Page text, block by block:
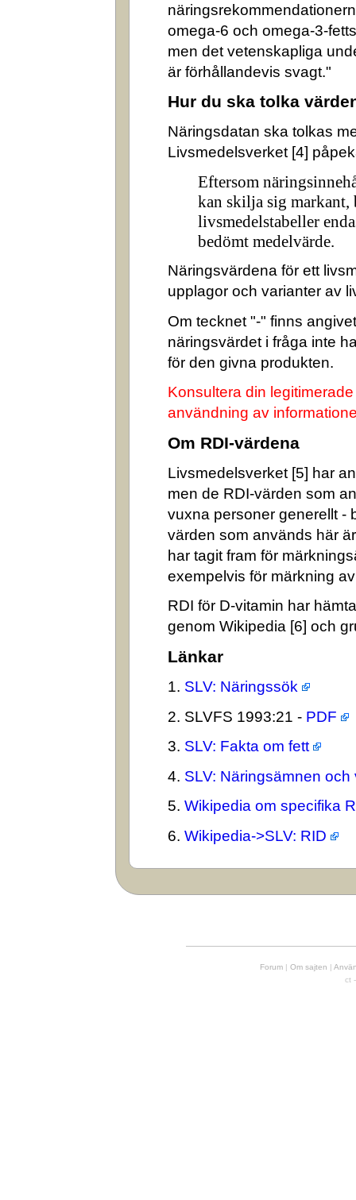
omega-6 och omega-3-
men det vetenskapliga
är förhållandevis svagt."
Hur du ska tolka
Näringsdatan ska tolkas
Livsmedelsverket [4]
Eftersom
kan skilja sig markant,
livsmedelstabeller
bedömt medelvärde.
Näringsvärdena för ett
upplagor och varianter av
Om tecknet "-" finns
näringsvärdet i fråga inte
för den givna produkten.
Konsultera din
användning av
Om RDI-värdena
Livsmedelsverket [5] har
men de RDI-värden som
vuxna personer generellt -
värden som används här
har tagit fram för
exempelvis för märkning
RDI för D-vitamin har
genom Wikipedia [6] och
Länkar
1. SLV: Näringssök
2. SLVFS 1993:21 - PDF
3. SLV: Fakta om fett
4. SLV: Näringsämnen och
5. Wikipedia om specifika
6. Wikipedia->SLV: RID
Forum | Om sajten |
ct